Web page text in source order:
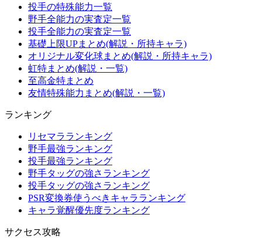
投手の特殊能力一覧
野手全能力の実査定一覧
投手全能力の実査定一覧
基礎上限UPまとめ(解説・所持キャラ)
オリジナル変化球まとめ(解説・所持キャラ)
虹特まとめ(解説・一覧)
至高金特まとめ
友情特殊能力まとめ(解説・一覧)
ランキング
リセマラランキング
野手最強ランキング
投手最強ランキング
野手タッグの強さランキング
投手タッグの強さランキング
PSR変換券使うべきキャラランキング
キャラ覚醒優先度ランキング
サクセス攻略